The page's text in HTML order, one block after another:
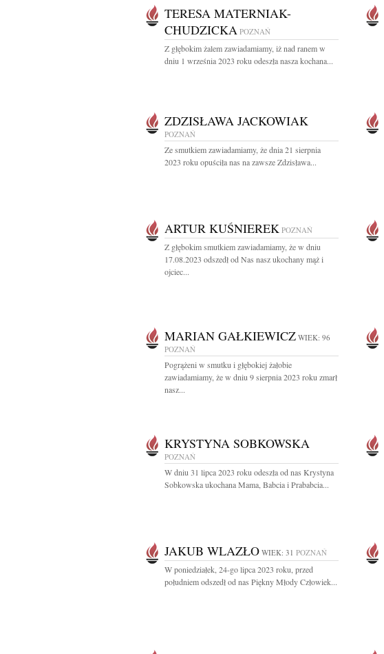
TERESA MATERNIAK-
CHUDZICKA POZNAŃ
Z głębokim żalem zawiadamiamy, iż nad ranem w
dniu 1 września 2023 roku odeszła nasza kochana...
ZDZISŁAWA JACKOWIAK
POZNAŃ
Ze smutkiem zawiadamiamy, że dnia 21 sierpnia
2023 roku opuściła nas na zawsze Zdzisława...
ARTUR KUŚNIEREK POZNAŃ
Z głębokim smutkiem zawiadamiamy, że w dniu
17.08.2023 odszedł od Nas nasz ukochany mąż i
ojciec...
MARIAN GAŁKIEWICZ WIEK: 96
POZNAŃ
Pogrążeni w smutku i głębokiej żałobie
zawiadamiamy, że w dniu 9 sierpnia 2023 roku zmarł
nasz...
KRYSTYNA SOBKOWSKA
POZNAŃ
W dniu 31 lipca 2023 roku odeszła od nas Krystyna
Sobkowska ukochana Mama, Babcia i Prababcia...
JAKUB WLAZŁO WIEK: 31 POZNAŃ
W poniedziałek, 24-go lipca 2023 roku, przed
południem odszedł od nas Piękny Młody Człowiek...